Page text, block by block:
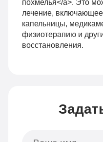
похмелья</a>. Это
лечение,
капельницы,
физиотерапию и
восстановления.